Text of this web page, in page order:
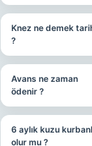
Knez ne demek
?
Avans ne zaman
ödenir ?
6 aylık kuzu
olur mu ?